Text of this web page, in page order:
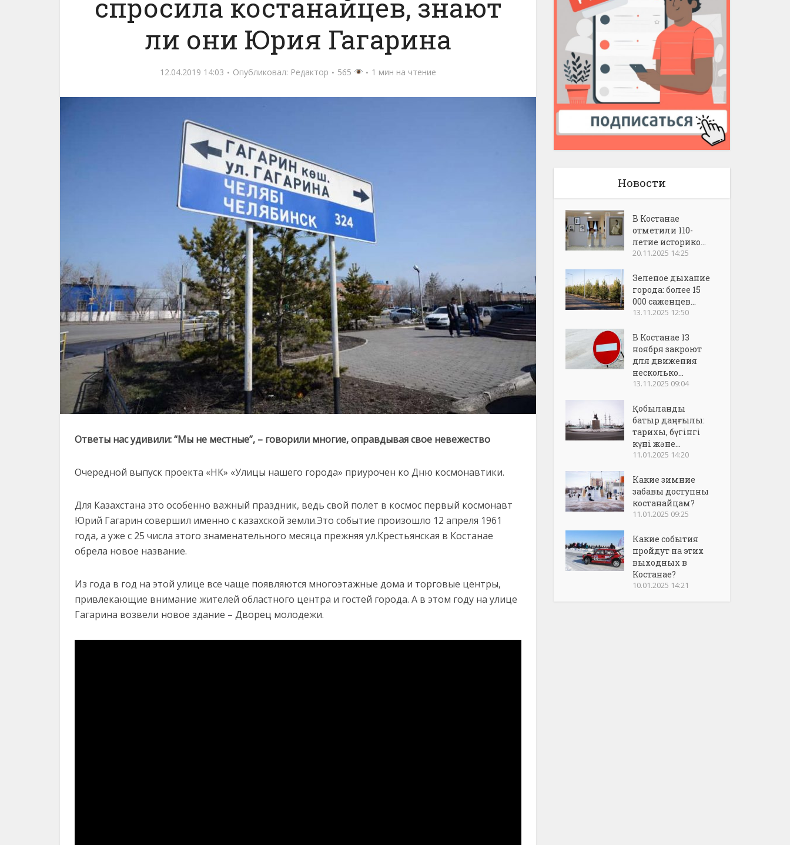
спросила костанайцев, знают
ли они Юрия Гагарина
12.04.2019 14:03 Опубликовал: Редактор 565 1 мин на чтение
Ответы нас удивили: “Мы не местные”, – говорили многие, оправдывая свое невежество
Очередной выпуск проекта «НК» «Улицы нашего города» приурочен ко Дню космонавтики.
Для Казахстана это особенно важный праздник, ведь свой полет в космос первый космонавт
Юрий Гагарин совершил именно с казахской земли.Это событие произошло 12 апреля 1961
года, а уже с 25 числа этого знаменательного месяца прежняя ул.Крестьянская в Костанае
обрела новое название.
Из года в год на этой улице все чаще появляются многоэтажные дома и торговые центры,
привлекающие внимание жителей областного центра и гостей города. А в этом году на улице
Гагарина возвели новое здание – Дворец молодежи.
Новости
В Костанае
отметили 110-
летие историко...
20.11.2025 14:25
Зеленое дыхание
города: более 15
000 саженцев...
13.11.2025 12:50
В Костанае 13
ноября закроют
для движения
несколько...
13.11.2025 09:04
Қобыланды
батыр даңғылы:
тарихы, бүгінгі
күні және...
11.01.2025 14:20
Какие зимние
забавы доступны
костанайцам?
11.01.2025 09:25
Какие события
пройдут на этих
выходных в
Костанае?
10.01.2025 14:21